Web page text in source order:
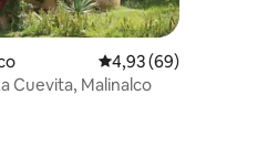
117
Średnia ocena: 4,93
4,93 (69)
Cuevita, Malinalco